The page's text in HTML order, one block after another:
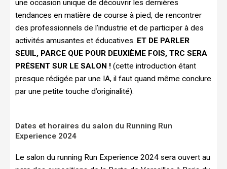
une occasion unique de découvrir les dernières
tendances en matière de course à pied, de rencontrer
des professionnels de l’industrie et de participer à des
activités amusantes et éducatives. ET DE PARLER
SEUIL, PARCE QUE POUR DEUXIÈME FOIS, TRC SERA
PRÉSENT SUR LE SALON ! (cette introduction étant
presque rédigée par une IA, il faut quand même conclure
par une petite touche d’originalité).
Dates et horaires du salon du Running Run
Experience 2024
Le salon du running Run Experience 2024 sera ouvert au